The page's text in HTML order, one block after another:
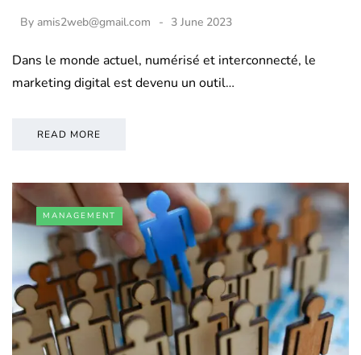
By amis2web@gmail.com 3 June 2023
Dans le monde actuel, numérisé et interconnecté, le
marketing digital est devenu un outil…
READ MORE
MANAGEMENT